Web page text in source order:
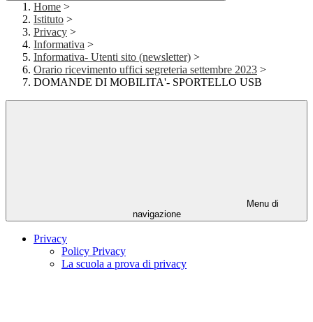
Home >
Istituto >
Privacy >
Informativa >
Informativa- Utenti sito (newsletter) >
Orario ricevimento uffici segreteria settembre 2023 >
DOMANDE DI MOBILITA'- SPORTELLO USB
Menu di
navigazione
Privacy
Policy Privacy
La scuola a prova di privacy